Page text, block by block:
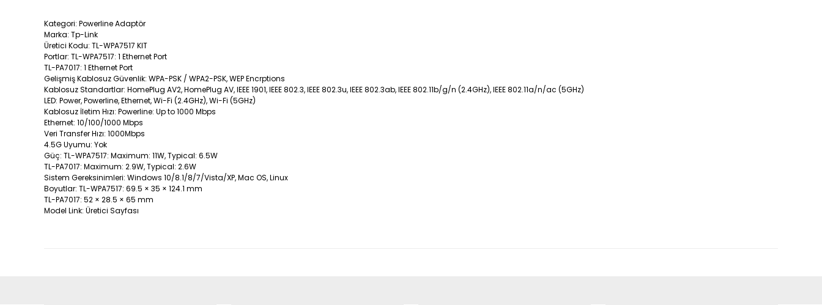
Kategori: Powerline Adaptör
Marka: Tp-Link
Üretici Kodu: TL-WPA7517 KIT
Portlar: TL-WPA7517: 1 Ethernet Port
TL-PA7017: 1 Ethernet Port
Gelişmiş Kablosuz Güvenlik: WPA-PSK / WPA2-PSK, WEP Encrptions
Kablosuz Standartlar: HomePlug AV2, HomePlug AV, IEEE 1901, IEEE 802.3, IEEE 802.3u, IEEE 802.3ab, IEEE 802.11b/g/n (2.4GHz), IEEE 802.11a/n/ac (5GHz)
LED: Power, Powerline, Ethernet, Wi-Fi (2.4GHz), Wi-Fi (5GHz)
Kablosuz İletim Hızı: Powerline: Up to 1000 Mbps
Ethernet: 10/100/1000 Mbps
Veri Transfer Hızı: 1000Mbps
4.5G Uyumu: Yok
Güç: TL-WPA7517: Maximum: 11W, Typical: 6.5W
TL-PA7017: Maximum: 2.9W, Typical: 2.6W
Sistem Gereksinimleri: Windows 10/8.1/8/7/Vista/XP, Mac OS, Linux
Boyutlar: TL-WPA7517: 69.5 × 35 × 124.1 mm
TL-PA7017: 52 × 28.5 × 65 mm
Model Link: Üretici Sayfası